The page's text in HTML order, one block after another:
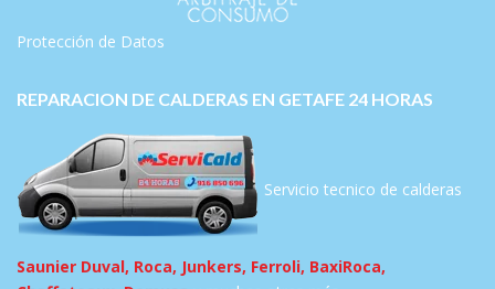
Protección de Datos
REPARACION DE CALDERAS EN GETAFE 24 HORAS
Servicio tecnico de calderas
Saunier Duval, Roca, Junkers, Ferroli, BaxiRoca,